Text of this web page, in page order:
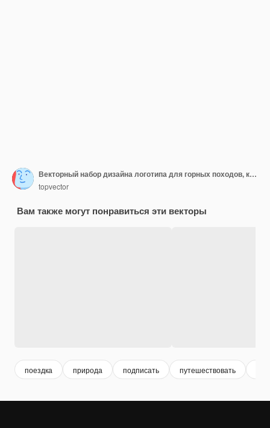
Векторный набор дизайна логотипа для горных походов, кемпинга и экспедиций
topvector
Вам также могут понравиться эти векторы
поездка природа подписать путешествовать